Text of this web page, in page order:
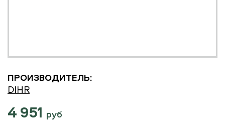
ПРОИЗВОДИТЕЛЬ:
DIHR
4 951 руб